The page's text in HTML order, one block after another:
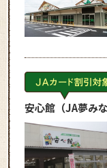
安心館（JA夢みな